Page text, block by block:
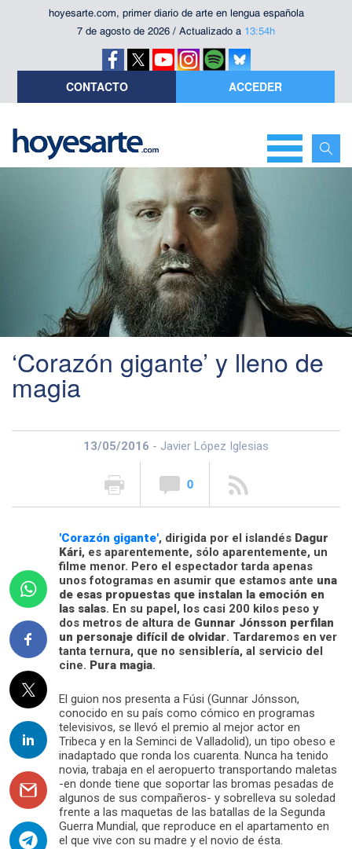
hoyesarte.com, primer diario de arte en lengua española
7 de agosto de 2026 / Actualizado a 13:54h
CONTACTO ACCEDER
‘Corazón gigante’ y lleno de
magia
13/05/2016 - Javier López Iglesias
0
'Corazón gigante', dirigida por el islandés Dagur
Kári, es aparentemente, sólo aparentemente, un
filme menor. Pero el espectador tarda apenas
unos fotogramas en asumir que estamos ante una
de esas propuestas que instalan la emoción en
las salas. En su papel, los casi 200 kilos peso y
dos metros de altura de Gunnar Jónsson perfilan
un personaje difícil de olvidar. Tardaremos en ver
tanta ternura, que no sensiblería, al servicio del
cine. Pura magia.
El guion nos presenta a Fúsi (Gunnar Jónsson,
conocido en su país como cómico en programas
televisivos, se llevó el premio al mejor actor en
Tribeca y en la Seminci de Valladolid), un tipo obeso e
inadaptado que ronda los cuarenta. Nunca ha tenido
novia, trabaja en el aeropuerto transportando maletas
-en donde tiene que soportar las bromas pesadas de
algunos de sus compañeros- y sobrelleva su soledad
frente a las maquetas de las batallas de la Segunda
Guerra Mundial, que reproduce en el apartamento en
el que vive con su madre y el novio de ésta.